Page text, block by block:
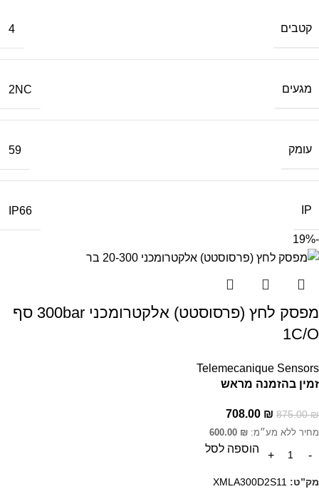
קטבים 4
מגעים 2NC
עומק 59
IP
IP66
-19%
מפסק לחץ (פרסוסטט) אלקטרומכני 300bar סף
1C/O
Telemecanique Sensors
זמין בהזמנה מראש
875.00₪
708.00 ₪
מחיר ללא מע״מ: 600.00 ₪
הוספה לסל
מק”ט: XMLA300D2S11